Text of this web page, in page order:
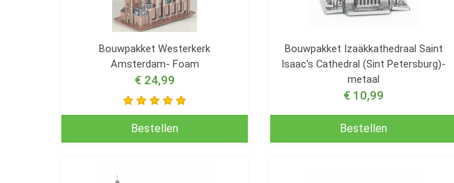
Bouwpakket Westerkerk
Amsterdam- Foam
€ 24,99
Bestellen
Bouwpakket Izaäkkathedraal Saint
Isaac's Cathedral (Sint Petersburg)-
metaal
€ 10,99
Bestellen